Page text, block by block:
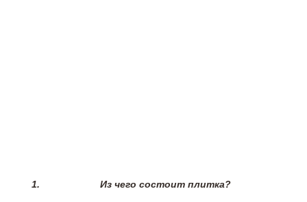
1. Из чего состоит плитка?